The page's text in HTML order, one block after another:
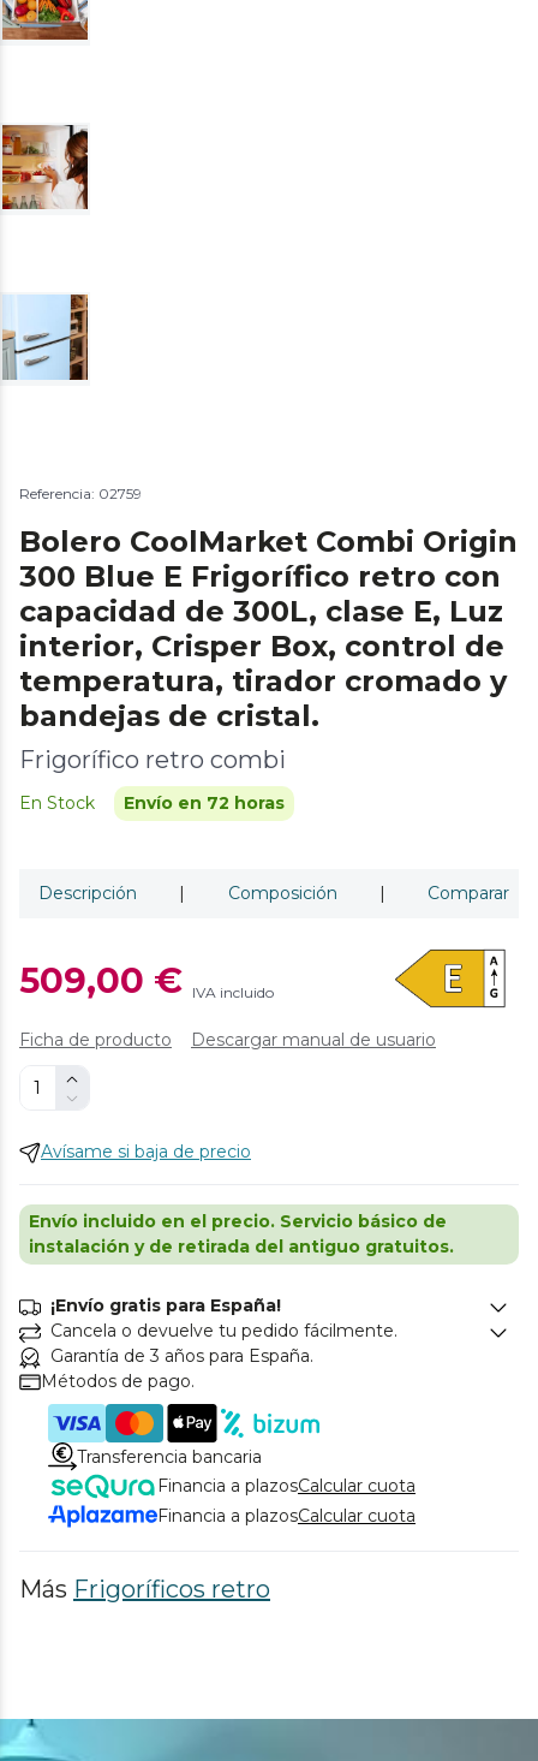
Referencia: 02759
Bolero CoolMarket Combi Origin
300 Blue E Frigorífico retro con
capacidad de 300L, clase E, Luz
interior, Crisper Box, control de
temperatura, tirador cromado y
bandejas de cristal.
Frigorífico retro combi
En Stock Envío en 72 horas
Descripción | Composición | Comparar
509,00 € IVA incluido
Ficha de producto Descargar manual de usuario
Avísame si baja de precio
Envío incluido en el precio. Servicio básico de
instalación y de retirada del antiguo gratuitos.
¡Envío gratis para España!
Cancela o devuelve tu pedido fácilmente.
Garantía de 3 años para España.
Métodos de pago.
Transferencia bancaria
Financia a plazosCalcular cuota
Financia a plazosCalcular cuota
Más Frigoríficos retro